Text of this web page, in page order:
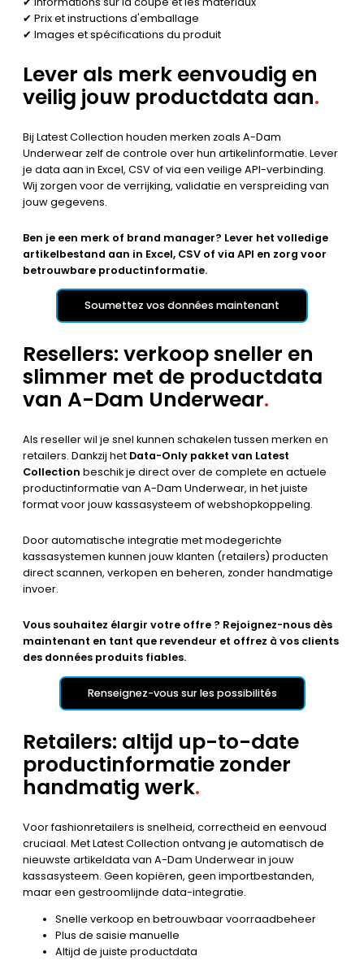
✔ Prix et instructions d'emballage
✔ Images et spécifications du produit
Lever als merk eenvoudig en
veilig jouw productdata aan.
Bij Latest Collection houden merken zoals A-Dam
Underwear zelf de controle over hun artikelinformatie. Lever
je data aan in Excel, CSV of via een veilige API-verbinding.
Wij zorgen voor de verrijking, validatie en verspreiding van
jouw gegevens.
Ben je een merk of brand manager? Lever het volledige
artikelbestand aan in Excel, CSV of via API en zorg voor
betrouwbare productinformatie.
Soumettez vos données maintenant
Resellers: verkoop sneller en
slimmer met de productdata
van A-Dam Underwear.
Als reseller wil je snel kunnen schakelen tussen merken en
retailers. Dankzij het Data-Only pakket van Latest
Collection beschik je direct over de complete en actuele
productinformatie van A-Dam Underwear, in het juiste
format voor jouw kassasysteem of webshopkoppeling.
Door automatische integratie met modegerichte
kassasystemen kunnen jouw klanten (retailers) producten
direct scannen, verkopen en beheren, zonder handmatige
invoer.
Vous souhaitez élargir votre offre ? Rejoignez-nous dès
maintenant en tant que revendeur et offrez à vos clients
des données produits fiables.
Renseignez-vous sur les possibilités
Retailers: altijd up-to-date
productinformatie zonder
handmatig werk.
Voor fashionretailers is snelheid, correctheid en eenvoud
cruciaal. Met Latest Collection ontvang je automatisch de
nieuwste artikeldata van A-Dam Underwear in jouw
kassasysteem. Geen kopiëren, geen importbestanden,
maar een gestroomlijnde data-integratie.
Snelle verkoop en betrouwbaar voorraadbeheer
Plus de saisie manuelle
Altijd de juiste productdata